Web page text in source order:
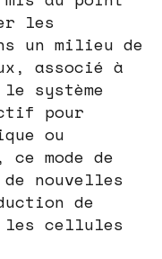
les
un milieu de
associé à
système
pour
ou
mode de
nouvelles
de
les cellules